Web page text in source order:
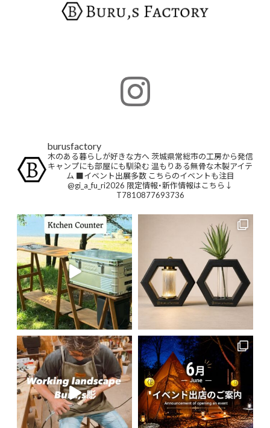
burusfactory
木のある暮らしが好きな方へ茨城県常総市の工房から発信
キャンプにも部屋にも馴染む 温もりある無骨な木製アイテ
ム ■イベント出展多数こちらのイベントも注目
@gi_a_fu_ri2026 限定情報・新作情報はこちら↓
T7810877693736